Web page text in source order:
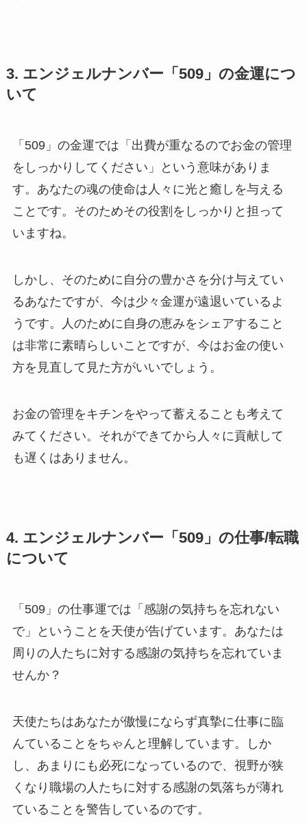
3. エンジェルナンバー「509」の金運につ
いて
「509」の金運では「出費が重なるのでお金の管理
をしっかりしてください」という意味がありま
す。あなたの魂の使命は人々に光と癒しを与える
ことです。そのためその役割をしっかりと担って
いますね。
しかし、そのために自分の豊かさを分け与えてい
るあなたですが、今は少々金運が遠退いているよ
うです。人のために自身の恵みをシェアすること
は非常に素晴らしいことですが、今はお金の使い
方を見直して見た方がいいでしょう。
お金の管理をキチンをやって蓄えることも考えて
みてください。それができてから人々に貢献して
も遅くはありません。
4. エンジェルナンバー「509」の仕事/転職
について
「509」の仕事運では「感謝の気持ちを忘れない
で」ということを天使が告げています。あなたは
周りの人たちに対する感謝の気持ちを忘れていま
せんか？
天使たちはあなたが傲慢にならず真摯に仕事に臨
んていることをちゃんと理解しています。しか
し、あまりにも必死になっているので、視野が狭
くなり職場の人たちに対する感謝の気落ちが薄れ
ていることを警告しているのです。